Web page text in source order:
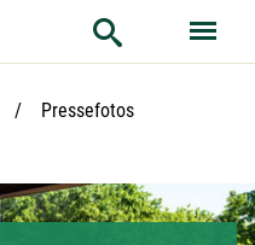
Aktuelle Seite:
Pressefotos